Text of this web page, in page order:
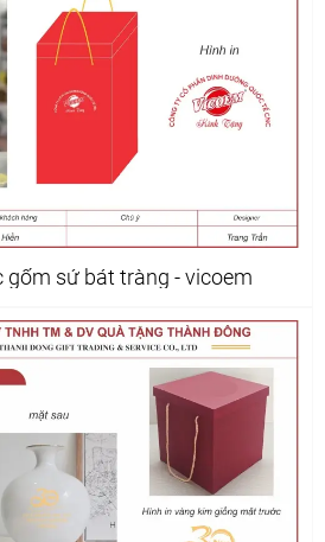
gốm sứ bát tràng - vicoem